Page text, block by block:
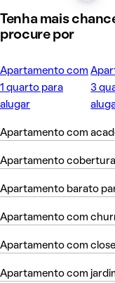
Tenha mais
procure por
Apartamento com
1 quarto para
alugar
3
Apartamento com
Apartamento
Apartamento barato
Apartamento com
Apartamento com
Apartamento com